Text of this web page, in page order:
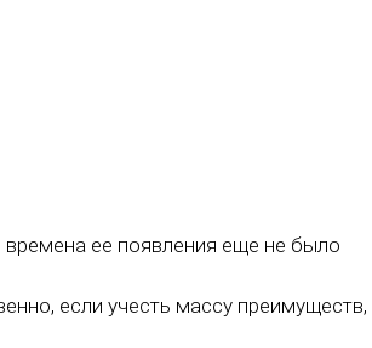
ее появления еще не было
если учесть массу преимуществ,